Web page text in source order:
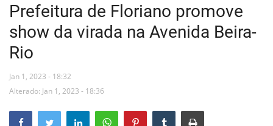
Início
Editais
Floriano
Prefeitura de Floriano promove
show da virada na Avenida Beira-
Rio
Jan 1, 2023 - 18:32
Alterado: Jan 1, 2023 - 18:36